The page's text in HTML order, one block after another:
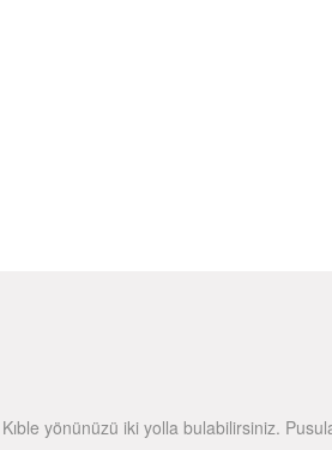
Kıble yönünüzü iki yolla bulabilirsiniz.